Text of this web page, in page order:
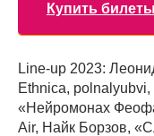
Купить
Line-up 2023:
Ethnica,
«Нейромонах
Air, Найк Борзов,